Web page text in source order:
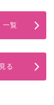
一覧
る